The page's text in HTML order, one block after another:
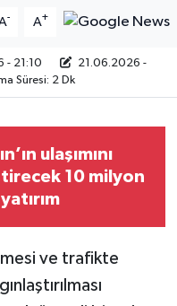
- A+
- 21:10
21.06.2026 -
Süresi: 2 Dk
ulaşımını
10 milyon
ve trafikte